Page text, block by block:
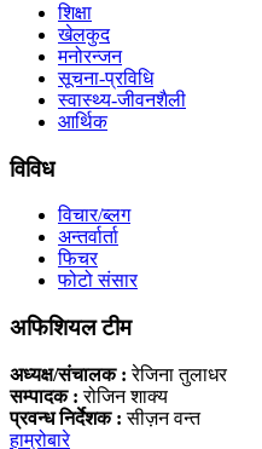
शिक्षा
खेलकुद
मनोरन्जन
सूचना-प्रविधि
स्वास्थ्य-जीवनशैली
आर्थिक
विविध
विचार/ब्लग
अन्तर्वार्ता
फिचर
फोटो संसार
अफिशियल टीम
अध्यक्ष/संचालक : रेजिना तुलाधर
सम्पादक : रोजिन शाक्य
प्रवन्ध निर्देशक : सीज़न वन्त
हाम्रोबारे